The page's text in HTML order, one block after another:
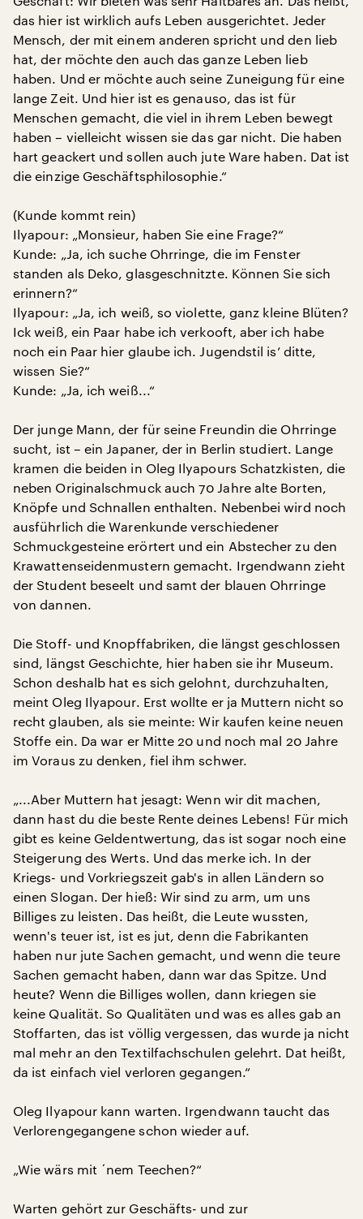
das hier ist wirklich aufs Leben ausgerichtet. Jeder
Mensch, der mit einem anderen spricht und den lieb
hat, der möchte den auch das ganze Leben lieb
haben. Und er möchte auch seine Zuneigung für eine
lange Zeit. Und hier ist es genauso, das ist für
Menschen gemacht, die viel in ihrem Leben bewegt
haben – vielleicht wissen sie das gar nicht. Die haben
hart geackert und sollen auch jute Ware haben. Dat ist
die einzige Geschäftsphilosophie.“
(Kunde kommt rein)
Ilyapour: „Monsieur, haben Sie eine Frage?“
Kunde: „Ja, ich suche Ohrringe, die im Fenster
standen als Deko, glasgeschnitzte. Können Sie sich
erinnern?“
Ilyapour: „Ja, ich weiß, so violette, ganz kleine Blüten?
Ick weiß, ein Paar habe ich verkooft, aber ich habe
noch ein Paar hier glaube ich. Jugendstil is’ ditte,
wissen Sie?“
Kunde: „Ja, ich weiß...“
Der junge Mann, der für seine Freundin die Ohrringe
sucht, ist – ein Japaner, der in Berlin studiert. Lange
kramen die beiden in Oleg Ilyapours Schatzkisten, die
neben Originalschmuck auch 70 Jahre alte Borten,
Knöpfe und Schnallen enthalten. Nebenbei wird noch
ausführlich die Warenkunde verschiedener
Schmuckgesteine erörtert und ein Abstecher zu den
Krawattenseidenmustern gemacht. Irgendwann zieht
der Student beseelt und samt der blauen Ohrringe
von dannen.
Die Stoff- und Knopffabriken, die längst geschlossen
sind, längst Geschichte, hier haben sie ihr Museum.
Schon deshalb hat es sich gelohnt, durchzuhalten,
meint Oleg Ilyapour. Erst wollte er ja Muttern nicht so
recht glauben, als sie meinte: Wir kaufen keine neuen
Stoffe ein. Da war er Mitte 20 und noch mal 20 Jahre
im Voraus zu denken, fiel ihm schwer.
„...Aber Muttern hat jesagt: Wenn wir dit machen,
dann hast du die beste Rente deines Lebens! Für mich
gibt es keine Geldentwertung, das ist sogar noch eine
Steigerung des Werts. Und das merke ich. In der
Kriegs- und Vorkriegszeit gab's in allen Ländern so
einen Slogan. Der hieß: Wir sind zu arm, um uns
Billiges zu leisten. Das heißt, die Leute wussten,
wenn's teuer ist, ist es jut, denn die Fabrikanten
haben nur jute Sachen gemacht, und wenn die teure
Sachen gemacht haben, dann war das Spitze. Und
heute? Wenn die Billiges wollen, dann kriegen sie
keine Qualität. So Qualitäten und was es alles gab an
Stoffarten, das ist völlig vergessen, das wurde ja nicht
mal mehr an den Textilfachschulen gelehrt. Dat heißt,
da ist einfach viel verloren gegangen.“
Oleg Ilyapour kann warten. Irgendwann taucht das
Verlorengegangene schon wieder auf.
„Wie wärs mit ´nem Teechen?“
Warten gehört zur Geschäfts- und zur